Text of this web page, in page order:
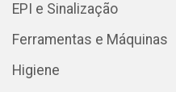
EPI e Sinalização
Ferramentas e Máquinas
Higiene